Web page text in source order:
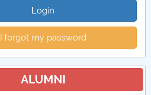
Login
I forgot my password
ALUMNI